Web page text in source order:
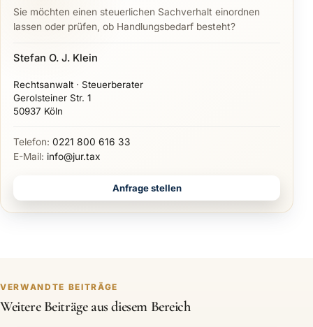
Sie möchten einen steuerlichen Sachverhalt einordnen
lassen oder prüfen, ob Handlungsbedarf besteht?
Stefan O. J. Klein
Rechtsanwalt · Steuerberater
Gerolsteiner Str. 1
50937 Köln
Telefon: 0221 800 616 33
E-Mail: info@jur.tax
Anfrage stellen
VERWANDTE BEITRÄGE
Weitere Beiträge aus diesem Bereich